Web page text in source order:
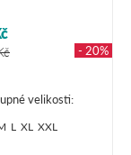
- 20%
velikosti:
L XL XXL